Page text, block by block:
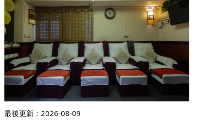
最後更新： 2026-08-09